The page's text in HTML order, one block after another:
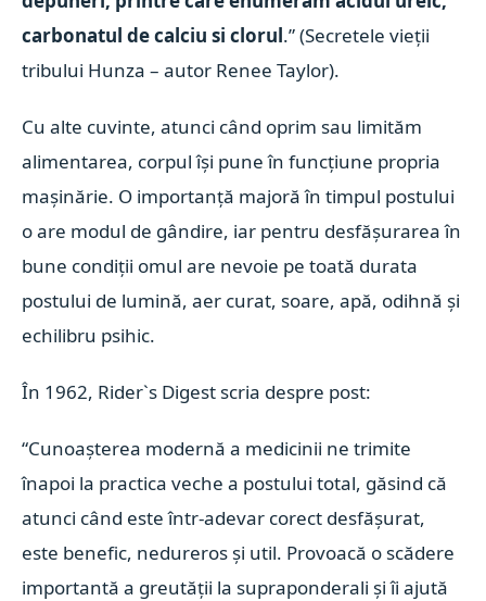
carbonatul de calciu si clorul.” (Secretele vieții
tribului Hunza – autor Renee Taylor).
Cu alte cuvinte, atunci când oprim sau limităm
alimentarea, corpul își pune în funcțiune propria
mașinărie. O importanță majoră în timpul postului
o are modul de gândire, iar pentru desfășurarea în
bune condiții omul are nevoie pe toată durata
postului de lumină, aer curat, soare, apă, odihnă și
echilibru psihic.
În 1962, Rider`s Digest scria despre post:
“Cunoașterea modernă a medicinii ne trimite
înapoi la practica veche a postului total, găsind că
atunci când este într-adevar corect desfășurat,
este benefic, nedureros și util. Provoacă o scădere
importantă a greutății la supraponderali și îi ajută